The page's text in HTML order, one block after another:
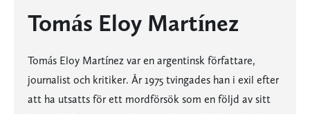
Tomás Eloy Martínez
Tomás Eloy Martínez var en argentinsk författare,
journalist och kritiker. År 1975 tvingades han i exil efter
att ha utsatts för ett mordförsök som en följd av sitt